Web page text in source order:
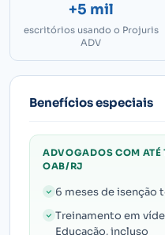
+5 mil
escritórios usando o Projuris
ADV
Benefícios especiais
ADVOGADOS COM
OAB/RJ
6 meses de isenção
Treinamento em
Educação, incluso